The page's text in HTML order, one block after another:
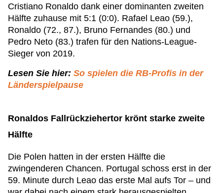
Cristiano Ronaldo dank einer dominanten zweiten
Hälfte zuhause mit 5:1 (0:0). Rafael Leao (59.),
Ronaldo (72., 87.), Bruno Fernandes (80.) und
Pedro Neto (83.) trafen für den Nations-League-
Sieger von 2019.
Lesen Sie hier: So spielen die RB-Profis in der
Länderspielpause
Ronaldos Fallrückziehertor krönt starke zweite
Hälfte
Die Polen hatten in der ersten Hälfte die
zwingenderen Chancen. Portugal schoss erst in der
59. Minute durch Leao das erste Mal aufs Tor – und